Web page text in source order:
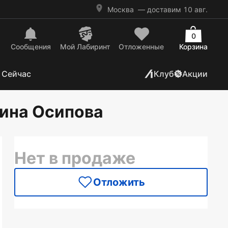
Москва — доставим 10 авг.
Сообщения Mой Лабиринт Отложенные Корзина
0
Клуб Акции
Осипова
Нет в продаже
Отложить